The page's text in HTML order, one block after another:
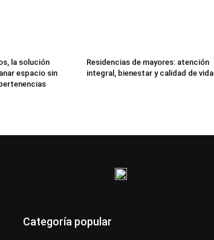
la solución
espacio sin
Residencias de mayores: atención
integral, bienestar y calidad de vida
Categoría popular